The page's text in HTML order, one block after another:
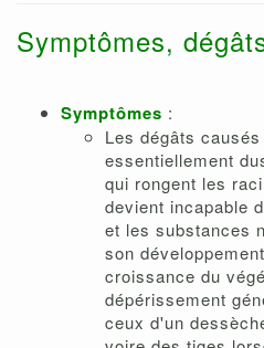
Symptômes,
Symptômes :
Les dégâts
essentiellement
qui rongent les
devient incapable
et les substances
son
croissance du
dépérissement
ceux d'un